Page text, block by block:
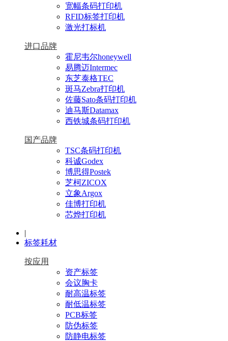
宽幅条码打印机
RFID标签打印机
激光打标机
进口品牌
霍尼韦尔honeywell
易腾迈Intermec
东芝泰格TEC
斑马Zebra打印机
佐藤Sato条码打印机
迪马斯Datamax
西铁城条码打印机
国产品牌
TSC条码打印机
科诚Godex
博思得Postek
芝柯ZICOX
立象Argox
佳博打印机
芯烨打印机
|
标签耗材
按应用
资产标签
会议胸卡
耐高温标签
耐低温标签
PCB标签
防伪标签
防静电标签